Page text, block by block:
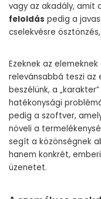
vagy az akadály, amit
feloldás pedig a
cselekvésre
Ezeknek az
relevánsabbá teszi az
beszélünk, a
hatékonysági
pedig a szoftver,
növeli a
segít a közönségnek
hanem konkrét,
üzenetet.